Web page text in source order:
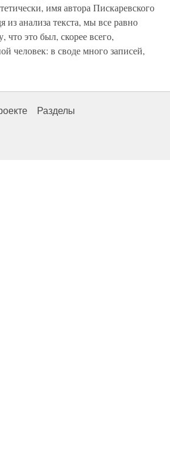
имя автора Пискаревского
из анализа текста, мы все равно
это был, скорее всего,
человек: в своде много записей,
Разделы